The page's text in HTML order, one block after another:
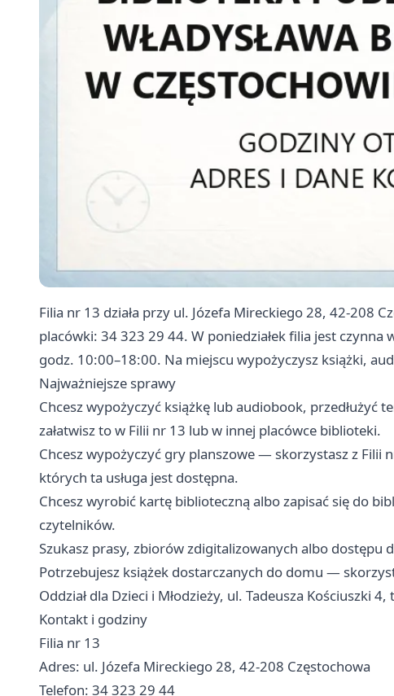
Filia nr 13 działa przy ul. Józefa Mireckiego 28, 42-208
placówki: 34 323 29 44. W poniedziałek filia jest
godz. 10:00–18:00. Na miejscu wypożyczysz książki,
Najważniejsze sprawy
Chcesz wypożyczyć książkę lub audiobook,
załatwisz to w Filii nr 13 lub w innej placówce biblioteki.
Chcesz wypożyczyć gry planszowe — skorzystasz z Filii
których ta usługa jest dostępna.
Chcesz wyrobić kartę biblioteczną albo zapisać się do
czytelników.
Szukasz prasy, zbiorów zdigitalizowanych albo dostępu
Potrzebujesz książek dostarczanych do domu —
Oddział dla Dzieci i Młodzieży, ul. Tadeusza Kościuszki
Kontakt i godziny
Filia nr 13
Adres: ul. Józefa Mireckiego 28, 42-208 Częstochowa
Telefon: 34 323 29 44